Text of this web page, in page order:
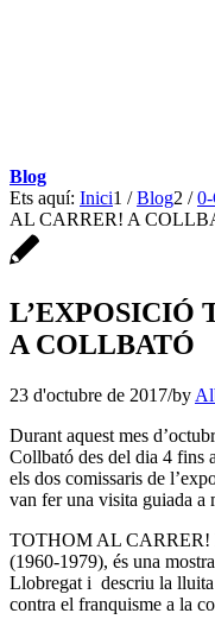
Blog
Ets aquí: Inici1 / Blog2 /
AL CARRER! A
L’EXPOSICIÓ
A COLLBATÓ
23 d'octubre de 2017/by
Durant aquest mes
Collbató des del dia 4 fins
els dos comissaris de
van fer una visita guiada a
TOTHOM AL CARRER!
(1960-1979), és una
Llobregat i descriu la lluita
contra el franquisme a la